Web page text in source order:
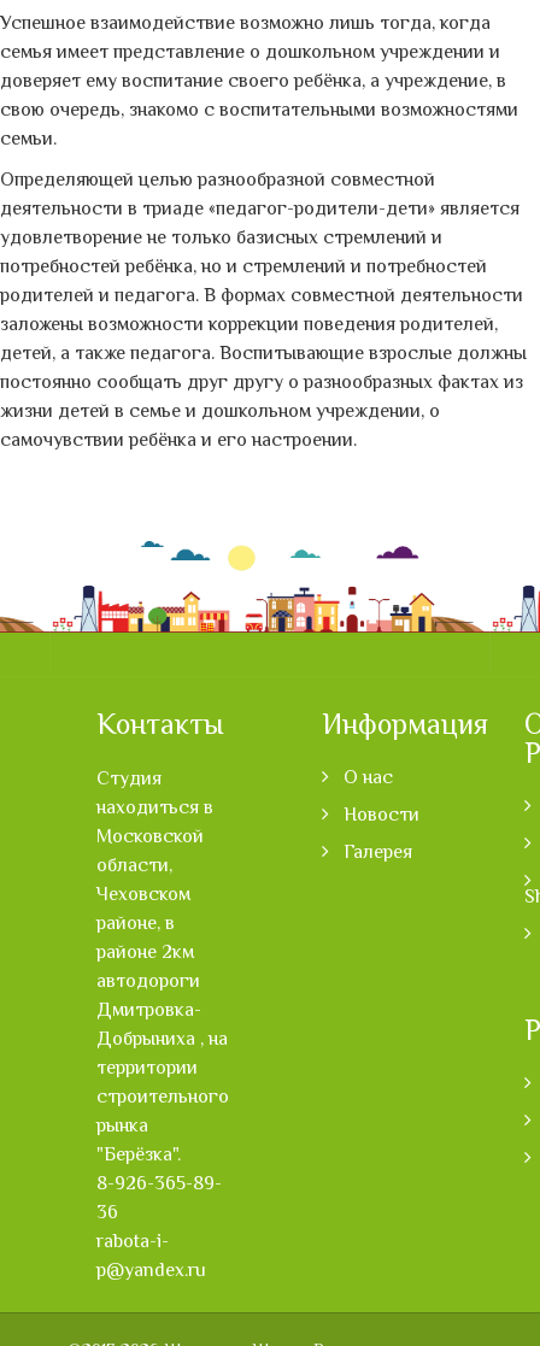
Успешное взаимодействие возможно лишь тогда, когда
семья имеет представление о дошкольном учреждении и
доверяет ему воспитание своего ребёнка, а учреждение, в
свою очередь, знакомо с воспитательными возможностями
семьи.
Определяющей целью разнообразной совместной
деятельности в триаде «педагог-родители-дети» является
удовлетворение не только базисных стремлений и
потребностей ребёнка, но и стремлений и потребностей
родителей и педагога. В формах совместной деятельности
заложены возможности коррекции поведения родителей,
детей, а также педагога. Воспитывающие взрослые должны
постоянно сообщать друг другу о разнообразных фактах из
жизни детей в семье и дошкольном учреждении, о
самочувствии ребёнка и его настроении.
Контакты
Cтудия
находиться в
Московской
области,
Чеховском
районе, в
районе 2км
автодороги
Дмитровка-
Добрыниха , на
территории
строительного
рынка
"Берёзка".
8-926-365-89-
36
rabota-i-
p@yandex.ru
Информация
О нас
Новости
Галерея